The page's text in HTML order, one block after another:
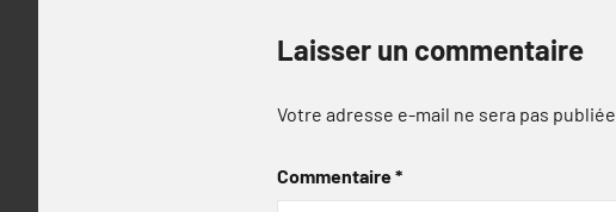
Laisser un commentaire
Votre adresse e-mail ne sera pas publiée.
Commentaire*